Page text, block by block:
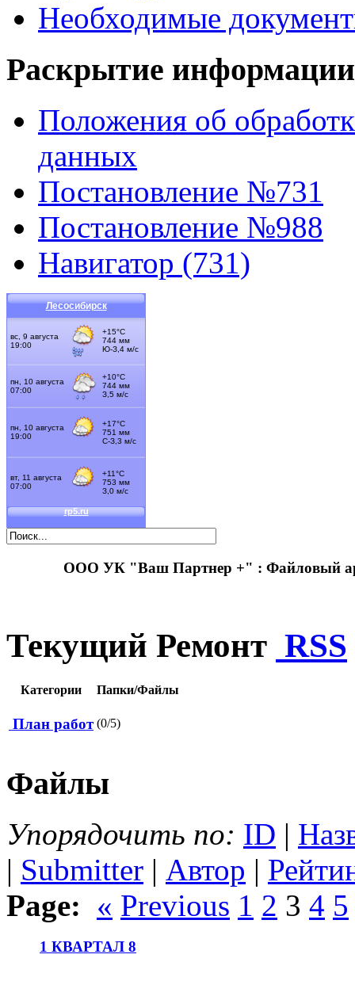
Необходимые
Раскрытие информации
Положения об
данных
Постановление №731
Постановление №988
Навигатор (731)
Лесосибирск
ООО УК "Ваш Партнер +" : Файловый
Текущий Ремонт RSS
Категории Папки/Файлы
План работ (0/5)
Файлы
Упорядочить по: ID |
| Submitter | Автор |
Page: « Previous 1 2 3 4 5
1 КВАРТАЛ 8